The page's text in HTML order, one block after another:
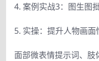
4. 案例实战3：图生图
5. 实操：提升人物画
面部微表情提示词、